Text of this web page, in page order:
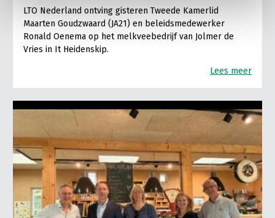
LTO Nederland ontving gisteren Tweede Kamerlid
Maarten Goudzwaard (JA21) en beleidsmedewerker
Ronald Oenema op het melkveebedrijf van Jolmer de
Vries in It Heidenskip.
Lees meer